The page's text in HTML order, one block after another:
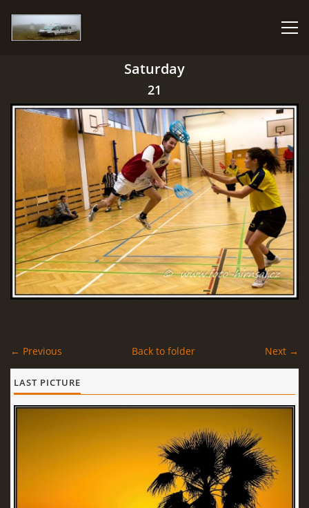
PHOTO ALBUM
GMAIL
© 2026 eStránky.cz |RSS
Saturday
21
← Previous Next →
Back to folder
LAST PICTURE